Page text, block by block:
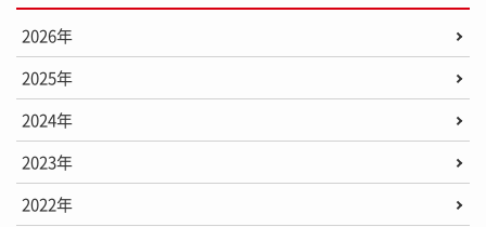
2026年
2025年
2024年
2023年
2022年